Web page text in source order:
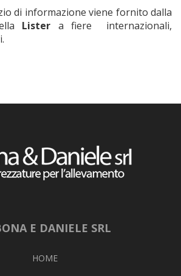
di informazione viene fornito dalla
Lister a fiere internazionali,
E DANIELE SRL
HOME